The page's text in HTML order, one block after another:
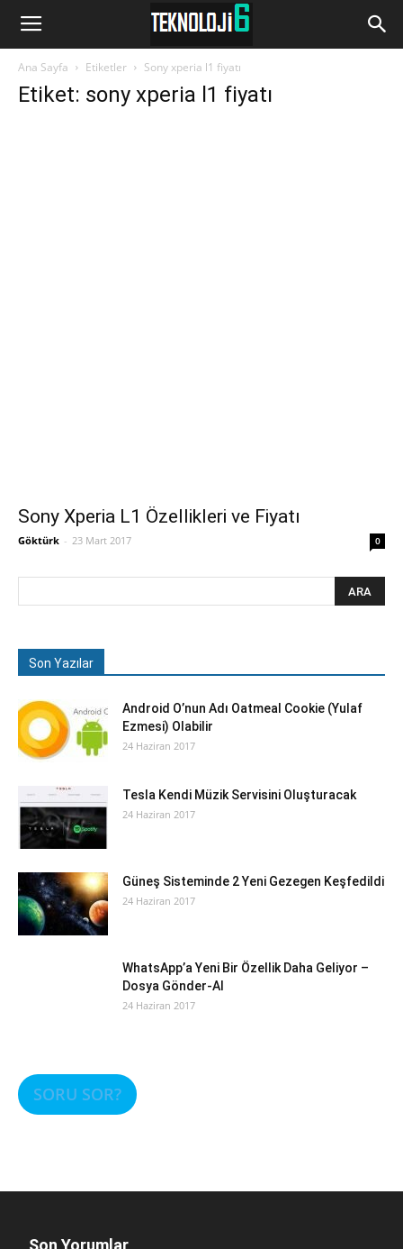
www.Teknoloji6.com
Ana Sayfa Etiketler Sony xperia l1 fiyatı
Etiket: sony xperia l1 fiyatı
Sony Xperia L1 Özellikleri ve Fiyatı
Göktürk - 23 Mart 2017 0
Son Yazılar
Android O’nun Adı Oatmeal Cookie (Yulaf
Ezmesi) Olabilir
24 Haziran 2017
Tesla Kendi Müzik Servisini Oluşturacak
24 Haziran 2017
Güneş Sisteminde 2 Yeni Gezegen Keşfedildi
24 Haziran 2017
WhatsApp’a Yeni Bir Özellik Daha Geliyor –
Dosya Gönder-Al
24 Haziran 2017
SORU SOR?
Son Yorumlar